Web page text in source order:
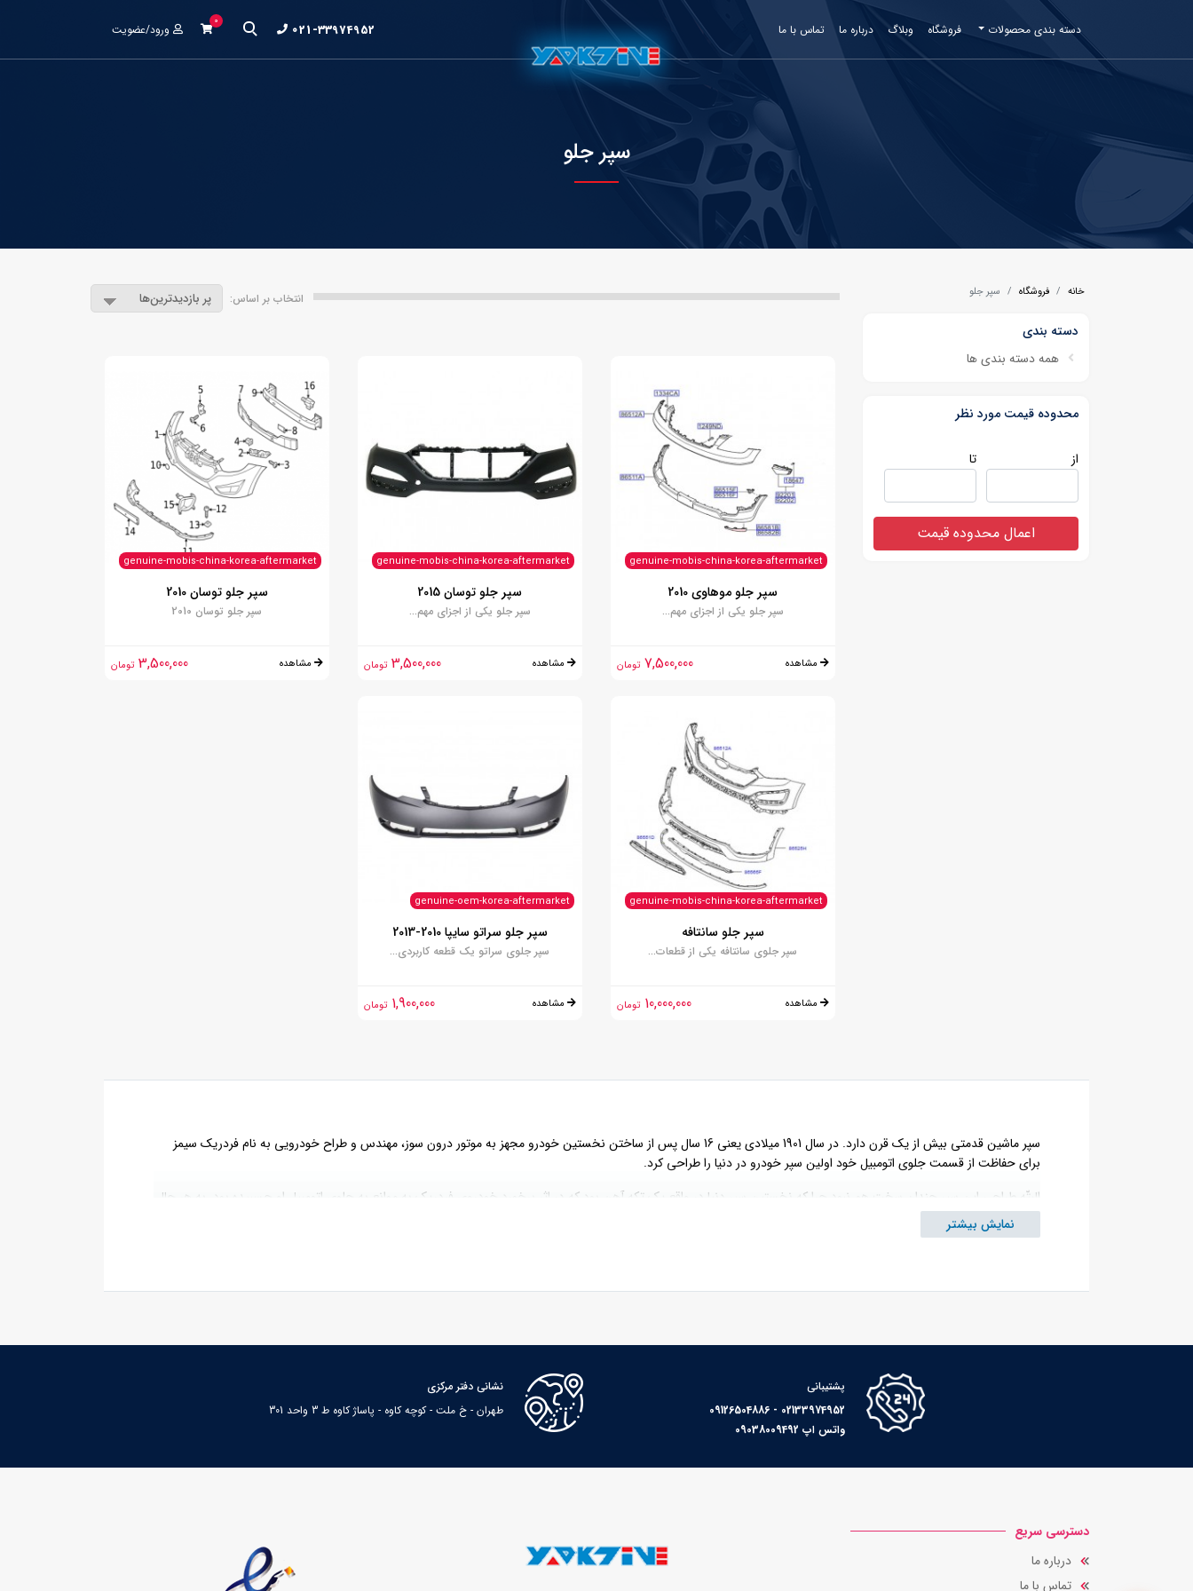
دسته بندی محصولات فروشگاه وبلاگ درباره ما تماس با ما ورود/عضویت
0
021-33974952
سپر جلو
خانه فروشگاه سپر جلو
دسته بندی
همه دسته بندی ها
محدوده قیمت مورد نظر
از تا
اعمال محدوده قیمت
انتخاب بر اساس:
genuine-mobis-china-korea-aftermarket
سپر جلو موهاوی 2010
سپر جلو یکی از اجزای مهم...
مشاهده 7,500,000 تومان
genuine-mobis-china-korea-aftermarket
سپر جلو توسان 2015
سپر جلو یکی از اجزای مهم...
مشاهده 3,500,000 تومان
genuine-mobis-china-korea-aftermarket
سپر جلو توسان 2010
سپر جلو توسان 2010
مشاهده 3,500,000 تومان
genuine-mobis-china-korea-aftermarket
سپر جلو سانتافه
سپر جلوی سانتافه یکی از قطعات...
مشاهده 10,000,000 تومان
genuine-oem-korea-aftermarket
سپر جلو سراتو سایپا 2010-2013
سپر جلوی سراتو یک قطعه کاربردی...
مشاهده 1,900,000 تومان
سپر ماشین قدمتی بیش از یک قرن دارد. در سال 1901 میلادی یعنی 16 سال پس از ساختن نخستین خودرو مجهز به موتور درون سوز، مهندس و طراح خودرویی به نام فردریک سیمز
برای حفاظت از قسمت جلوی اتومبیل خود اولین سپر خودرو در دنیا را طراحی کرد.
البتّه طراحی این سپر چندان سخت هم نبود چرا که نخستین سپر دنیا در واقع یک تکه آهن بود که در اثر برخورد خودروی فردریک به موانع به جلوی اتومبیل او چسبیده بود. به هر حال
او متوجه شد که وجود همین تکه آهن مانع از آسیب زیاد به اتومبیلش شده و تصمیم گرفت تا برای اولین بار یک صفحه آهنی را در جلوی ماشین خود نصب کند.
از این رو، رفته رفته سپرهای پلاستیک فلز و پس از آن سپرهای تمام پلاستیک جایگزین مدل‌های پیشین شدند. البته سپرهای پلاستیکی هم خالی از ایراد نبودند. این سپرها برخلاف
سپرهای فلزی بیش از اندازه انعطاف پذیر بودند و در برابر ضربات آسیب شدیدی می‌دیدند. بنابراین این سپرها هم نمی تواستند حفاظت چندانی از خودرو داشته باشند.
اصول آیرودینامیک از استانداردهای لازم برخوردار باشند.
نمایش بیشتر
پشتیبانی
02133974952 - 09126504886
واتس اپ 09038009492
نشانی دفتر مرکزی
طهران - خ ملت - کوچه کاوه - پاساژ کاوه ط 3 واحد 301
دسترسی سریع
درباره ما
تماس با ما